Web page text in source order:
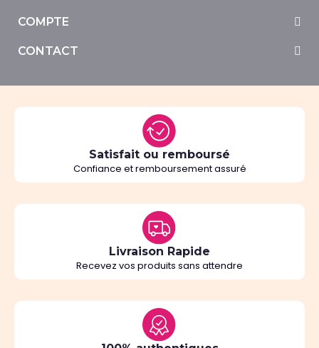
COMPTE
CONTACT
Satisfait ou remboursé
Confiance et remboursement assuré
Livraison Rapide
Recevez vos produits sans attendre